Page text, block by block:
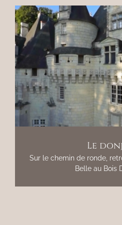
Le
Sur le chemin de ronde,
Belle au Bois